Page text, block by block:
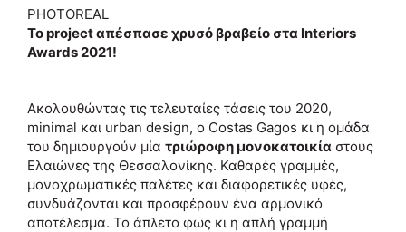
PHOTOREAL
Το project απέσπασε χρυσό βραβείο στα Interiors
Awards 2021!
Ακολουθώντας τις τελευταίες τάσεις του 2020,
minimal και urban design, o Costas Gagos κι η ομάδα
του δημιουργούν μία τριώροφη μονοκατοικία στους
Ελαιώνες της Θεσσαλονίκης. Καθαρές γραμμές,
μονοχρωματικές παλέτες και διαφορετικές υφές,
συνδυάζονται και προσφέρουν ένα αρμονικό
αποτέλεσμα. Το άπλετο φως κι η απλή γραμμή